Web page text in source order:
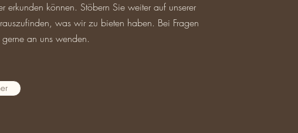
erkunden können. Stöbern Sie weiter auf unserer
was wir zu bieten haben. Bei Fragen
an uns wenden.